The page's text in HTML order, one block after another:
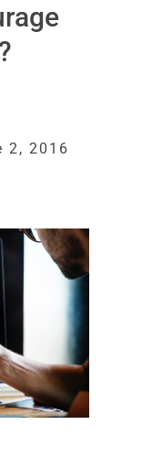
2016